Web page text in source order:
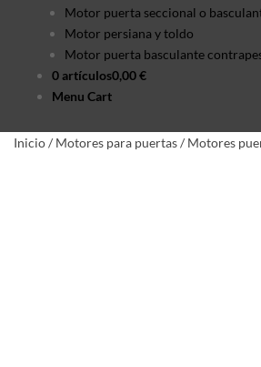
Motor puerta seccional o
Motor persiana y toldo
Motor puerta basculante
0 artículos0,00 €
Menu Cart
Inicio/ Motores para puertas/ Motores